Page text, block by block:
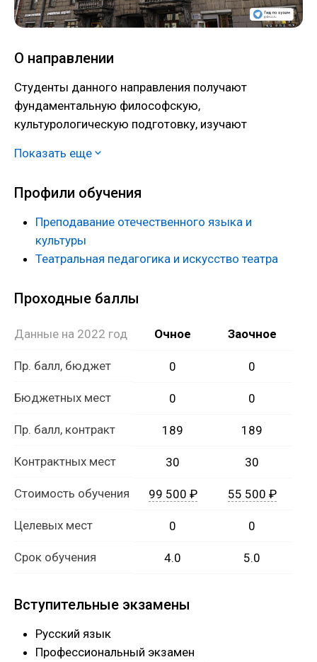
О направлении
Студенты данного направления получают
фундаментальную философскую,
культурологическую подготовку, изучают
преподавания отечественного языка и культуры в
Показать еще
Профили обучения
Преподавание отечественного языка и
культуры
Театральная педагогика и искусство театра
Проходные баллы
Данные на 2022 год Очное Заочное
Пр. балл, бюджет 0 0
Бюджетных мест 0 0
Пр. балл, контракт 189 189
Контрактных мест 30 30
Стоимость обучения 99 500 ₽ 55 500 ₽
Целевых мест 0 0
Срок обучения 4.0 5.0
Вступительные экзамены
Русский язык
Профессиональный экзамен